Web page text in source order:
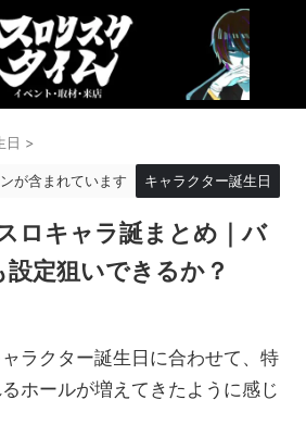
日 >
が含まれています キャラクター誕生日
ロキャラ誕まとめ｜バ
定狙いできるか？
ラクター誕生日に合わせて、特
ホールが増えてきたように感じ